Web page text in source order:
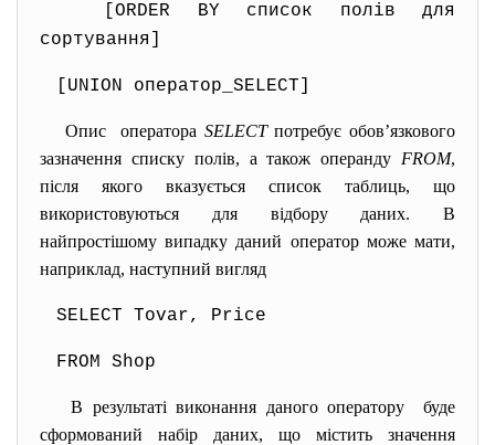
[ORDER BY список полів для
сортування]
[UNION оператор_SELECT]
Опис оператора SELECTпотребує обов’язкового
зазначення списку полів, а також операнду FROM,
після якого вказується список таблиць, що
використовуються для відбору даних. В
найпростішому випадку даний оператор може мати,
наприклад, наступний вигляд
SELECT Tovar, Price
FROM Shop
В результаті виконання даного оператору буде
сформований набір даних, що містить значення